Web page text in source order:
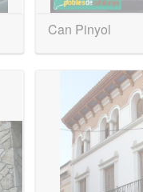
Can Pinyol